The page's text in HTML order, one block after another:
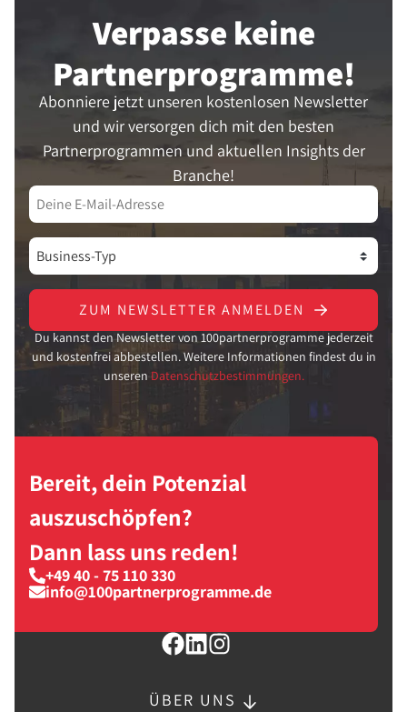
Verpasse keine
Partner­programme!
Abonniere jetzt unseren kostenlosen Newsletter
und wir versorgen dich mit den besten
Partnerprogrammen und aktuellen Insights der
Branche!
ZUM NEWSLETTER ANMELDEN
Du kannst den Newsletter von 100partnerprogramme jederzeit
und kostenfrei abbestellen. Weitere Informationen findest du in
unseren Datenschutzbestimmungen.
Bereit, dein Potenzial
auszuschöpfen?
Dann lass uns reden!
+49 40 - 75 110 330
info@100partnerprogramme.de
ÜBER UNS